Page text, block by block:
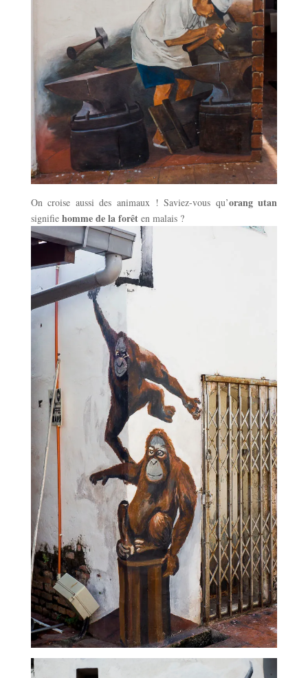
On croise aussi des animaux ! Saviez-vous qu’orang utan
signifie homme de la forêten malais ?